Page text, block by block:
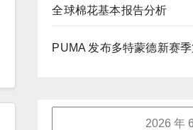
全球棉花基本报告分析
PUMA 发布多特蒙德新赛
2026 年